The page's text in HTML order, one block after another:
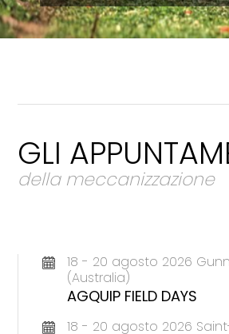
GLI
della meccanizzazione
18 - 20 agosto 2026
(Australia)
AGQUIP FIELD DAYS
18 - 20 agosto 2026